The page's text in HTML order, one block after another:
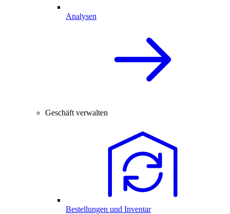
Analysen
Geschäft verwalten
Bestellungen und Inventar